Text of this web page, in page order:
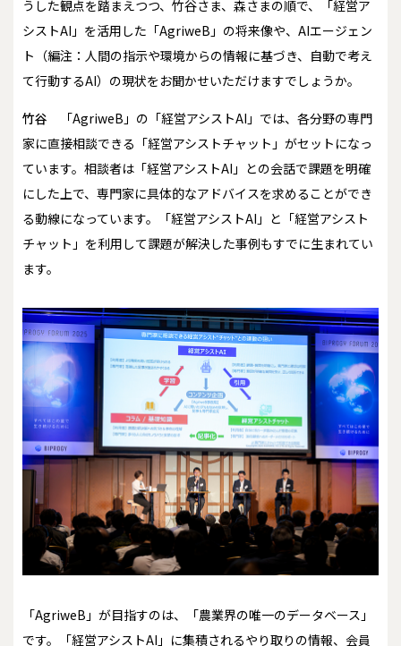
うした観点を踏まえつつ、竹谷さま、森さまの順で、「経営ア
シストAI」を活用した「AgriweB」の将来像や、AIエージェン
ト（編注：人間の指示や環境からの情報に基づき、自動で考え
て行動するAI）の現状をお聞かせいただけますでしょうか。
竹谷
「AgriweB」の「経営アシストAI」では、各分野の専門
家に直接相談できる「経営アシストチャット」がセットになっ
ています。相談者は「経営アシストAI」との会話で課題を明確
にした上で、専門家に具体的なアドバイスを求めることができ
る動線になっています。「経営アシストAI」と「経営アシスト
チャット」を利用して課題が解決した事例もすでに生まれてい
ます。
「AgriweB」が目指すのは、「農業界の唯一のデータベース」
です。「経営アシストAI」に集積されるやり取りの情報、会員